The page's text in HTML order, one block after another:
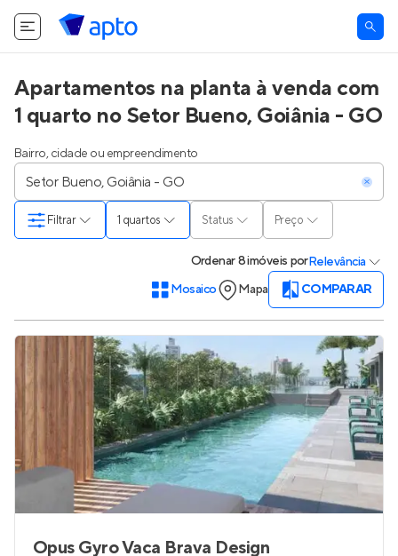
Apartamentos na planta à venda com
1 quarto no Setor Bueno, Goiânia - GO
Bairro, cidade ou empreendimento
1 quartos Status Preço
Filtrar
Ordenar8 imóveis porRelevância
Mosaico
Mapa COMPARAR
Opus Gyro Vaca Brava Design